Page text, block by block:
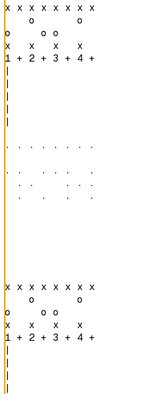
x x x x x x x x
    o       o
o     o o
x   x   x   x
1 + 2 + 3 + 4 +
|
|
|
|
|
· · · · · · · ·
· ·   · · ·   ·
  · ·     · · ·
  ·   ·   ·   ·
x x x x x x x x
    o       o
o     o o
x   x   x   x
1 + 2 + 3 + 4 +
|
|
|
|